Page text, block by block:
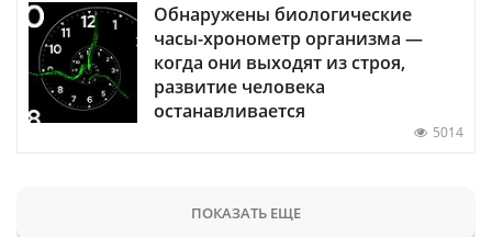
Обнаружены биологические
часы-хронометр организма —
когда они выходят из строя,
развитие человека
останавливается
5014
ПОКАЗАТЬ ЕЩЕ